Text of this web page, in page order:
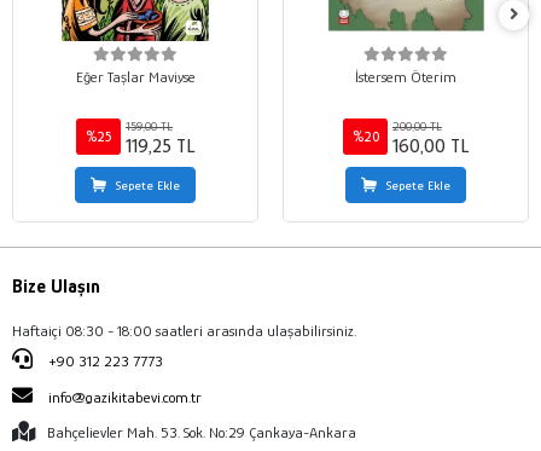
Eğer Taşlar Maviyse
%25
159,00 TL
119,25 TL
Sepete Ekle
İstersem Öterim
%20
200,00 TL
160,00 TL
Sepete Ekle
Bize Ulaşın
Haftaiçi 08:30 - 18:00 saatleri arasında ulaşabilirsiniz.
+90 312 223 7773
info@gazikitabevi.com.tr
Bahçelievler Mah. 53. Sok. No:29 Çankaya-Ankara